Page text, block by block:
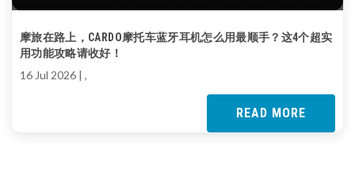
摩旅在路上，CARDO摩托车蓝牙耳机怎么用最顺手？这4个超实
用功能攻略请收好！
16 Jul 2026 | ,
READ MORE